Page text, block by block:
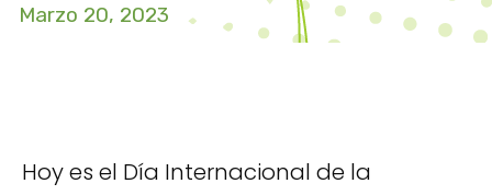
Marzo 20, 2023
Hoy es el Día Internacional de la